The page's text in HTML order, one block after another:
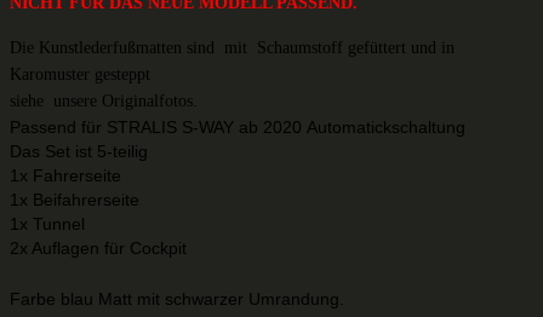
Die Kunstlederfußmatten sind mit Schaumstoff gefüttert und in
Karomuster gesteppt
siehe unsere Originalfotos
Passend für STRALIS S-WAY ab 2020 Automatickschaltung
Das Set ist 5-teilig
1x Fahrerseite
1x Beifahrerseite
1x Tunnel
2x Auflagen für Cockpit
Farbe blau Matt mit schwarzer Umrandung.